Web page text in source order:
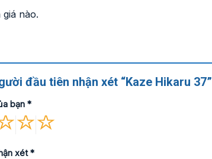
nào.
đầu tiên nhận xét “Kaze Hikaru 37”
bạn *
xét*